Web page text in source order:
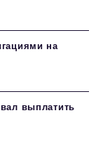
на
выплатить